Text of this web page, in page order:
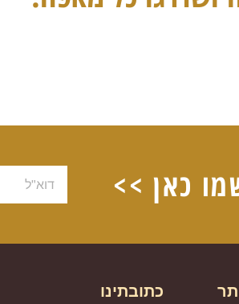
כאן >>
כתובתינו